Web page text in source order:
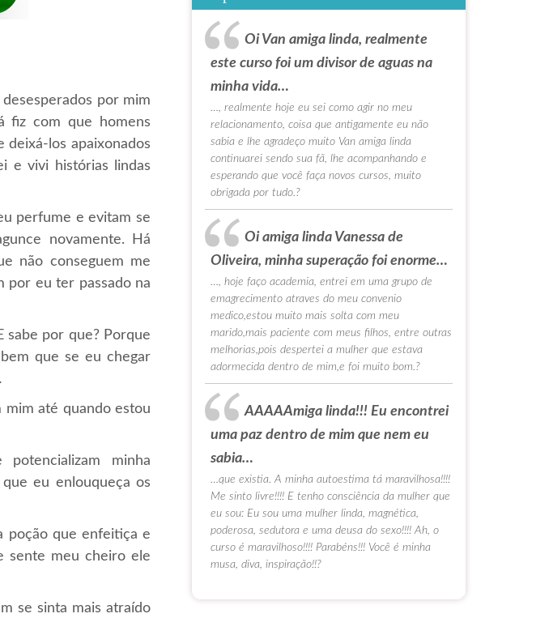
por mim
fiz com que homens
deixá-los apaixonados
e vivi histórias lindas
perfume e evitam se
novamente. Há
não conseguem me
por eu ter passado na
sabe por que? Porque
que se eu chegar
mim até quando estou
minha
eu enlouqueça os
poção que enfeitiça e
sente meu cheiro ele
se sinta mais atraído
Oi Van amiga linda, realmente
este curso foi um divisor de aguas na
minha vida…
…, realmente hoje eu sei como agir no meu
relacionamento, coisa que antigamente eu não
sabia e lhe agradeço muito Van amiga linda
continuarei sendo sua fã, lhe acompanhando e
esperando que você faça novos cursos, muito
obrigada por tudo.?
Oi amiga linda Vanessa de
Oliveira, minha superação foi enorme…
…, hoje faço academia, entrei em uma grupo de
emagrecimento atraves do meu convenio
medico,estou muito mais solta com meu
marido,mais paciente com meus filhos, entre outras
melhorias,pois despertei a mulher que estava
adormecida dentro de mim,e foi muito bom.?
AAAAAmiga linda!!! Eu encontrei
uma paz dentro de mim que nem eu
sabia…
…que existia. A minha autoestima tá maravilhosa!!!!
Me sinto livre!!!! E tenho consciência da mulher que
eu sou: Eu sou uma mulher linda, magnética,
poderosa, sedutora e uma deusa do sexo!!!! Ah, o
curso é maravilhoso!!!! Parabéns!!! Você é minha
musa, diva, inspiração!!?